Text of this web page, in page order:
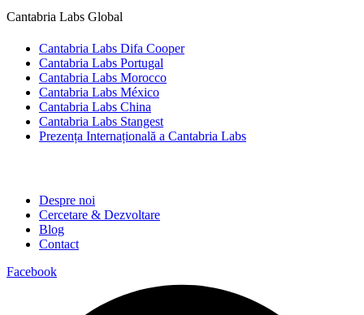
Cantabria Labs Global
Cantabria Labs Difa Cooper
Cantabria Labs Portugal
Cantabria Labs Morocco
Cantabria Labs México
Cantabria Labs China
Cantabria Labs Stangest
Prezența Internațională a Cantabria Labs
Despre noi
Cercetare & Dezvoltare
Blog
Contact
Facebook